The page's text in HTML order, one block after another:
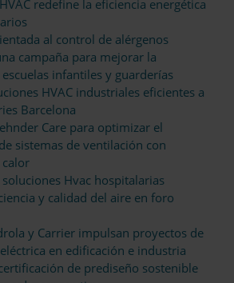
redefine la eficiencia energética
al control de alérgenos
campaña para mejorar la
infantiles y guarderías
HVAC industriales eficientes a
Barcelona
Care para optimizar el
sistemas de ventilación con
Hvac hospitalarias
y calidad del aire en foro
y Carrier impulsan proyectos de
en edificación e industria
de prediseño sostenible